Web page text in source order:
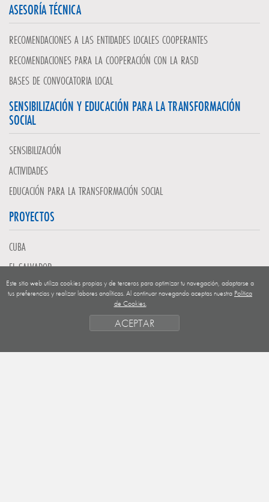
Este sitio web utiliza cookies propias y de terceros para optimizar tu navegación, adaptarse a
tus preferencias y realizar labores analíticas. Al continuar navegando aceptas nuestra Política
de Cookies.
ACEPTAR
ASESORÍA TÉCNICA
RECOMENDACIONES A LAS ENTIDADES LOCALES COOPERANTES
RECOMENDACIONES PARA LA COOPERACIÓN CON LA RASD
BASES DE CONVOCATORIA LOCAL
SENSIBILIZACIÓN Y EDUCACIÓN PARA LA TRANSFORMACIÓN
SOCIAL
SENSIBILIZACIÓN
ACTIVIDADES
EDUCACIÓN PARA LA TRANSFORMACIÓN SOCIAL
PROYECTOS
CUBA
EL SALVADOR
GUATEMALA
EUROPA